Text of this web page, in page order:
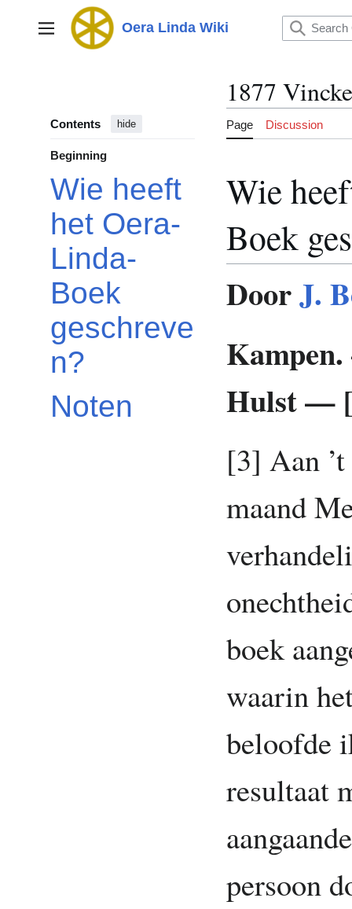
Main menu Oera Linda Wiki
Contents hide
Beginning
Wie heeft
het Oera-
Linda-
Boek
geschreve
n?
Noten
1877
Page Discussion
Wie
Boek
DoorJ.
Hulst —
[3] Aan
maand
boek
waarin
beloofde
resultaat
persoon